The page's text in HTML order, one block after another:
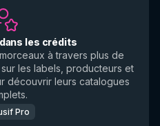
les crédits
à travers plus de
les labels, producteurs et
découvrir leurs catalogues
Pro